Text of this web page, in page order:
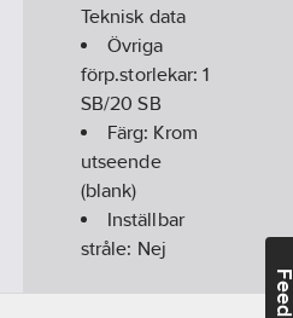
Teknisk data
Övriga
förp.storlekar:1
SB/20 SB
Färg: Krom
utseende
(blank)
Inställbar
stråle: Nej